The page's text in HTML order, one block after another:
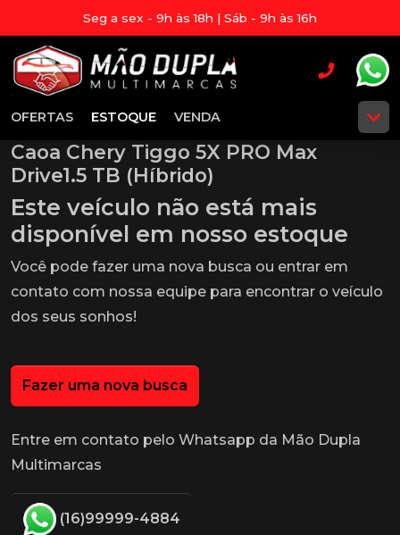
Seg a sex - 9h às 18h | Sáb - 9h às 16h
OFERTAS ESTOQUE VENDA
Caoa Chery Tiggo 5X PRO Max
Drive1.5 TB (Híbrido)
Este veículo não está mais
disponível em nosso estoque
Você pode fazer uma nova busca ou entrar em
contato com nossa equipe para encontrar o veículo
dos seus sonhos!
Fazer uma nova busca
Entre em contato pelo Whatsapp da Mão Dupla
Multimarcas
(16)99999-4884